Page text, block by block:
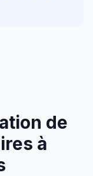
de
à